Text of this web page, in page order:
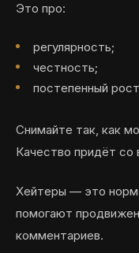
Это про:
регулярность;
честность;
постепенный
Снимайте так, как
Качество придёт со
Хейтеры — это
помогают
комментариев.